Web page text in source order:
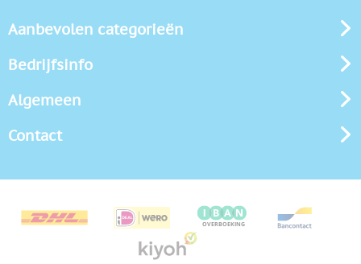
Aanbevolen categorieën
Bedrijfsinfo
Algemeen
Contact